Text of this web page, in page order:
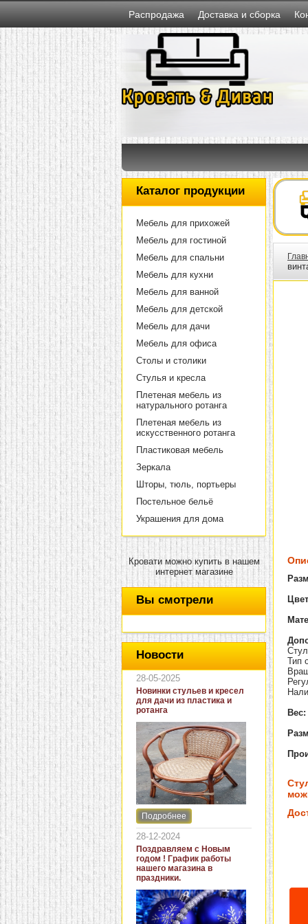
Распродажа Доставка и сборка
Каталог продукции
Мебель для прихожей
Мебель для гостиной
Мебель для спальни
Мебель для кухни
Мебель для ванной
Мебель для детской
Мебель для дачи
Мебель для офиса
Столы и столики
Стулья и кресла
Плетеная мебель из
натурального ротанга
Плетеная мебель из
искусственного ротанга
Пластиковая мебель
Зеркала
Шторы, тюль, портьеры
Постельное бельё
Украшения для дома
Кровати можно купить в нашем
интернет магазине
Вы смотрели
Новости
28-05-2025
Новинки стульев и кресел
для дачи из пластика и
ротанга
Интернет-магазин "Кровать
и диван" представляет
новинки стульев и кресел
для дачи. В ассортименте
представлены как
бюджетные модели из
пластика для дачи, так и
кресла для загородных
домов из натурального и
искусственного ротанга.
Подробнее
28-12-2024
Поздравляем с Новым
годом ! График работы
нашего магазина в
праздники.
Тип
Вес: